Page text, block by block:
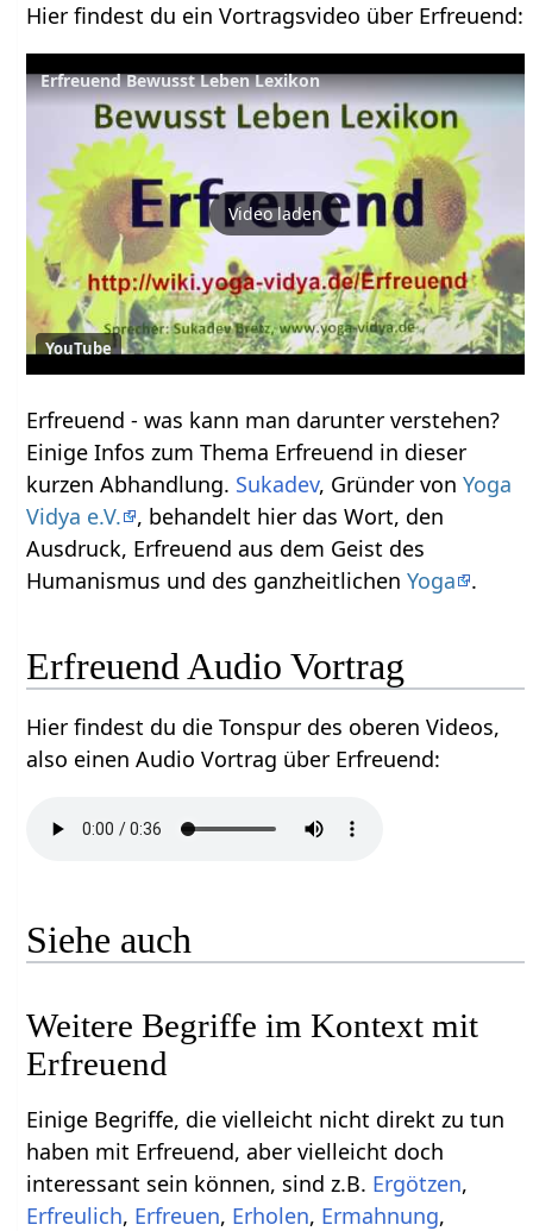
Hier findest du ein Vortragsvideo über Erfreuend‏‎:
Erfreuend Bewusst Leben Lexikon
Video laden
YouTube
Erfreuend‏‎ - was kann man darunter verstehen?
Einige Infos zum Thema Erfreuend‏‎ in dieser
kurzen Abhandlung. Sukadev, Gründer vonYoga
Vidya e.V.
, behandelt hier das Wort, den
Ausdruck, Erfreuend‏‎ aus dem Geist des
Humanismus und des ganzheitlichenYoga .
Erfreuend‏‎ Audio Vortrag
Hier findest du die Tonspur des oberen Videos,
also einen Audio Vortrag über Erfreuend‏‎:
Siehe auch
Weitere Begriffe im Kontext mit
Einige Begriffe, die vielleicht nicht direkt zu tun
haben mit Erfreuend‏‎, aber vielleicht doch
interessant sein können, sind z.B.
,
, , ,
,